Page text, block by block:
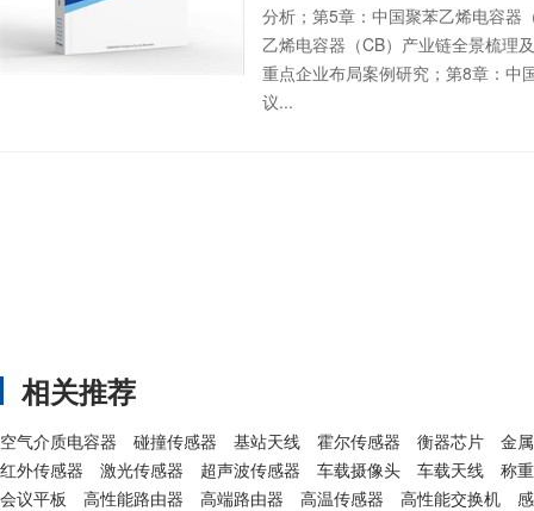
分析；第5章：中国聚苯乙烯电容器
乙烯电容器（CB）产业链全景梳理
重点企业布局案例研究；第8章：中
议...
相关推荐
空气介质电容器 碰撞传感器 基站天线 霍尔传感器 衡器芯片
金
红外传感器
激光传感器 超声波传感器 车载摄像头 车载天线
称
会议平板
高性能路由器 高端路由器 高温传感器 高性能交换机